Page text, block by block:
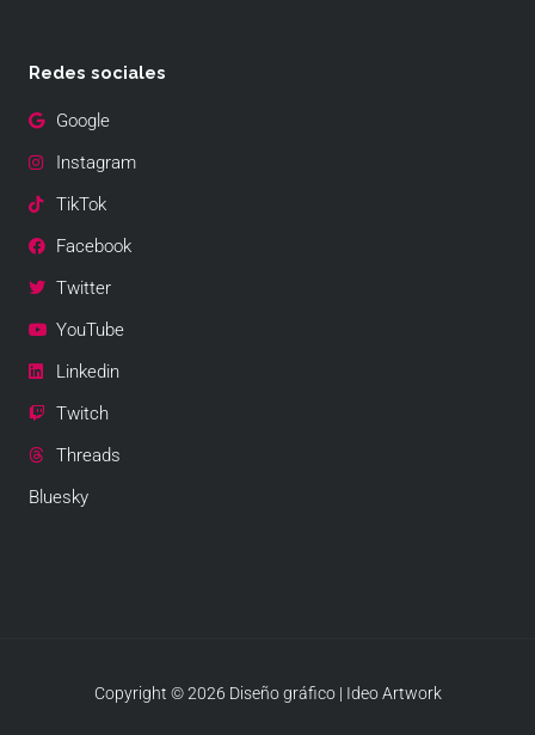
Redes sociales
Google
Instagram
TikTok
Facebook
Twitter
YouTube
Linkedin
Twitch
Threads
Bluesky
Copyright © 2026 Diseño gráfico | Ideo Artwork